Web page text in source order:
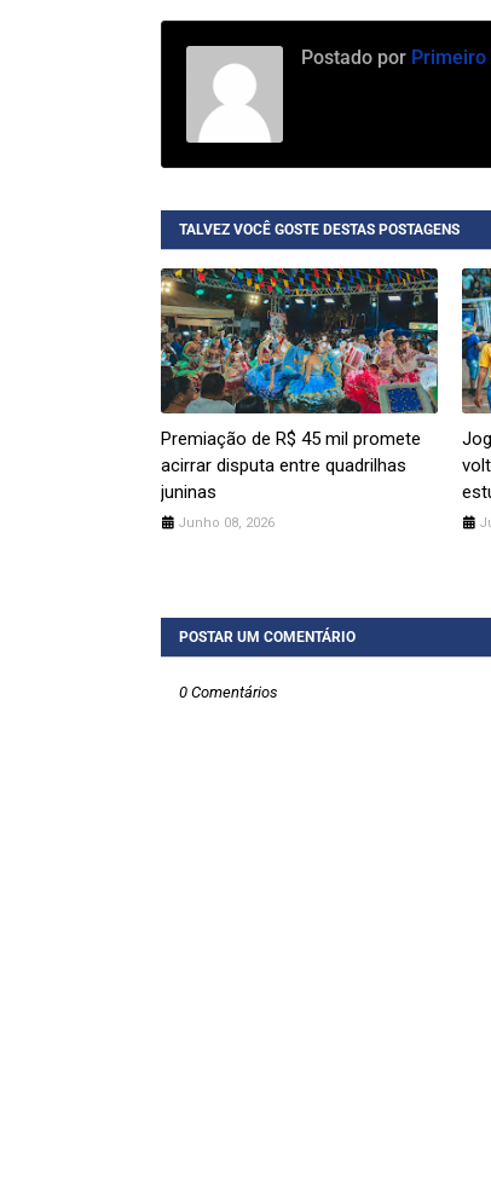
Postado por
TALVEZ VOCÊ GOSTE DESTAS POSTAGENS
Premiação de R$ 45 mil promete
acirrar disputa entre quadrilhas
juninas
Junho 08, 2026
POSTAR UM COMENTÁRIO
0 Comentários